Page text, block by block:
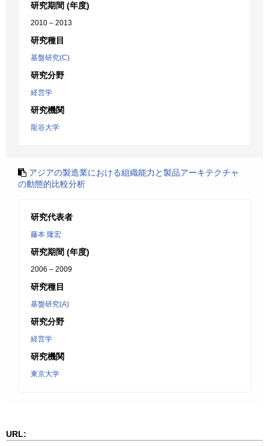
研究期間 (年度)
2010 – 2013
研究種目
基盤研究(C)
研究分野
経営学
研究機関
龍谷大学
アジアの製造業における組織能力と製品アーキテクチャ
の動態的比較分析
研究代表者
藤本 隆宏
研究期間 (年度)
2006 – 2009
研究種目
基盤研究(A)
研究分野
経営学
研究機関
東京大学
URL: